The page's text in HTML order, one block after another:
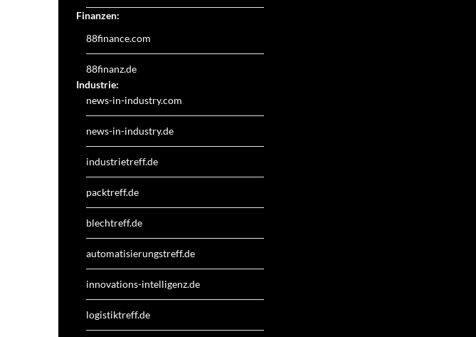
Finanzen:
88finance.com
88finanz.de
Industrie:
news-in-industry.com
news-in-industry.de
industrietreff.de
packtreff.de
blechtreff.de
automatisierungstreff.de
innovations-intelligenz.de
logistiktreff.de